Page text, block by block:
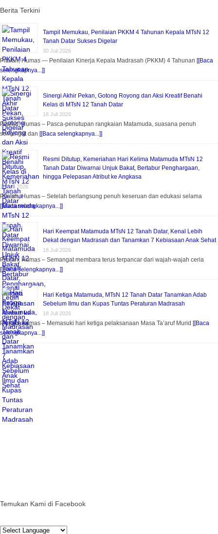
Berita Terkini
Tampil Memukau, Penilaian PKKM 4 Tahunan Kepala MTsN 12
Tanah Datar Sukses Digelar
30 Juli 2026
Pitalah, Humas — Penilaian Kinerja Kepala Madrasah (PKKM) 4 Tahunan [[Baca
selengkapnya...]]
Sinergi Akhir Pekan, Gotong Royong dan Aksi Kreatif Benahi
Kelas di MTsN 12 Tanah Datar
18 Juli 2026
Pitalah, Humas – Pasca-penutupan rangkaian Matamuda, suasana penuh
semangat dan [[Baca selengkapnya...]]
Resmi Ditutup, Kemeriahan Hari Kelima Matamuda MTsN 12
Tanah Datar Diwarnai Unjuk Bakat, Bertabur Penghargaan,
hingga Pelepasan Atribut ke Angkasa
18 Juli 2026
Pitalah, Humas – Setelah berlangsung penuh keseruan dan edukasi selama
[[Baca selengkapnya...]]
Hari Keempat Matamuda MTsN 12 Tanah Datar, Kenal Lebih
Dekat dengan Madrasah dan Tanamkan 7 Kebiasaan Anak Sehat
18 Juli 2026
Pitalah, Humas – Semangat membara terus terpancar dari wajah-wajah ceria
[[Baca selengkapnya...]]
Hari Ketiga Matamuda, MTsN 12 Tanah Datar Tanamkan Adab
Sebelum Ilmu dan Kupas Tuntas Peraturan Madrasah
18 Juli 2026
Pitalah, Humas – Memasuki hari ketiga pelaksanaan Masa Ta’aruf Murid [[Baca
selengkapnya...]]
Temukan Kami di Facebook